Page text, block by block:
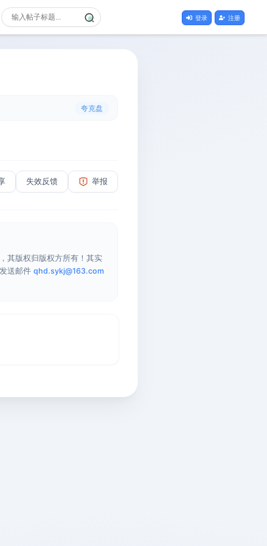
登录 注册
夸克盘
失效反馈 举报
其版权归版权方所有！其实
送邮件 qhd.sykj@163.com